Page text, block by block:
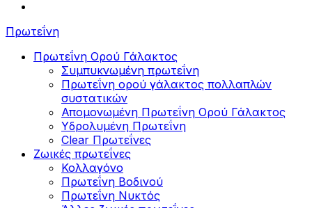
Πρωτεΐνη
Πρωτεΐνη Ορού Γάλακτος
Συμπυκνωμένη πρωτεΐνη
Πρωτεΐνη ορού γάλακτος πολλαπλών
συστατικών
Απομονωμένη Πρωτεΐνη Ορού Γάλακτος
Υδρολυμένη Πρωτεΐνη
Clear Πρωτεΐνες
Ζωικές πρωτεΐνες
Κολλαγόνο
Πρωτεΐνη Βοδινού
Πρωτεΐνη Νυκτός